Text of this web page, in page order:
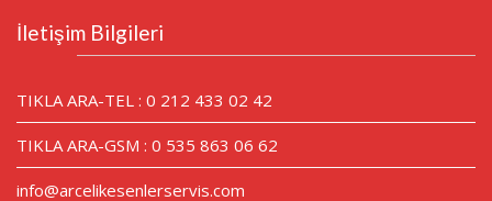
İletişim Bilgileri
TIKLA ARA-TEL : 0 212 433 02 42
TIKLA ARA-GSM : 0 535 863 06 62
info@arcelikesenlerservis.com